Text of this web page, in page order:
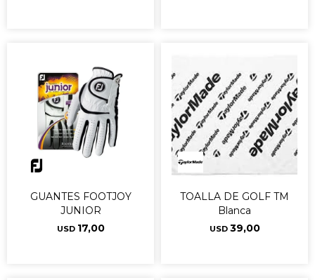
GUANTES FOOTJOY
JUNIOR
USD 17,00
TOALLA DE GOLF TM
Blanca
USD 39,00